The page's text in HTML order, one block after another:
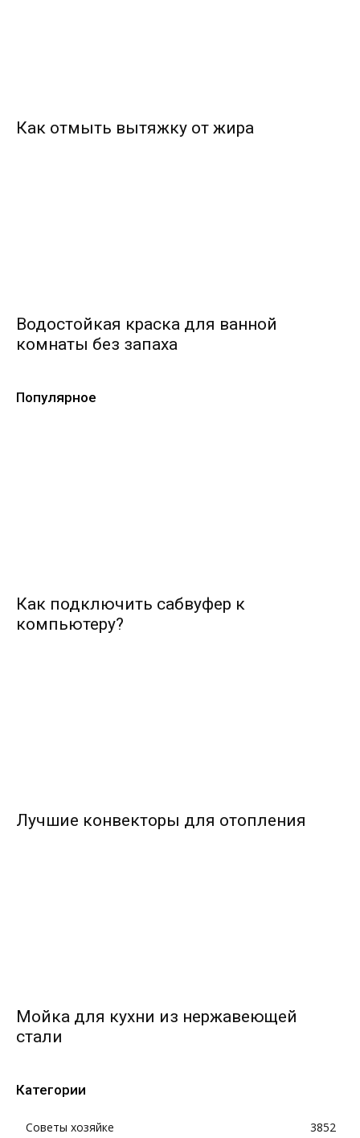
Как отмыть вытяжку от жира
Водостойкая краска для ванной
комнаты без запаха
Популярное
Как подключить сабвуфер к
компьютеру?
Лучшие конвекторы для отопления
Мойка для кухни из нержавеющей
стали
Категории
Советы хозяйке 3852